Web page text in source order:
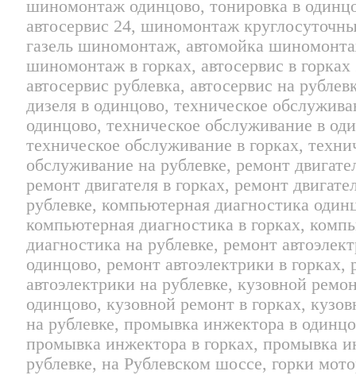
шиномонтаж одинцово, тонировка в
автосервис 24, шиномонтаж
газель шиномонтаж, автомойка
шиномонтаж в горках, автосервис в горках
автосервис рублевка, автосервис на
дизеля в одинцово, техническое
одинцово, техническое обслуживание в
техническое обслуживание в горках,
обслуживание на рублевке, ремонт
ремонт двигателя в горках, ремонт
рублевке, компьютерная диагностика
компьютерная диагностика в горках,
диагностика на рублевке, ремонт
одинцово, ремонт автоэлектрики в горках,
автоэлектрики на рублевке, кузовной
одинцово, кузовной ремонт в горках,
на рублевке, промывка инжектора в
промывка инжектора в горках, промывка
рублевке, на Рублевском шоссе, горки